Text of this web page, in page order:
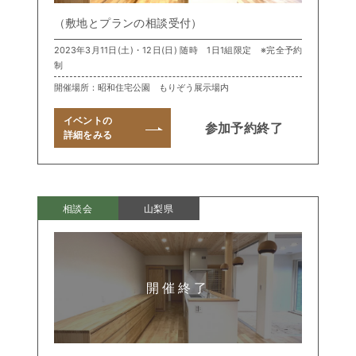
（敷地とプランの相談受付）
2023年3月11日(土)・12日(日) 随時 1日1組限定 ※完全予約
制
開催場所：昭和住宅公園 もりぞう展示場内
イベントの
詳細をみる
参加予約終了
相談会 山梨県